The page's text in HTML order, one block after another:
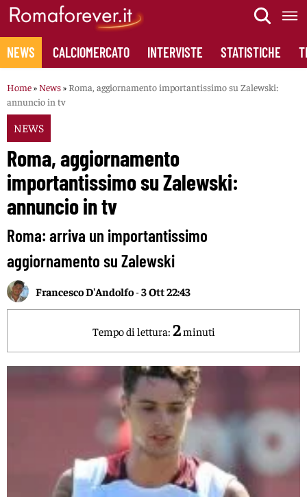
Skip
content
NEWS CALCIOMERCATO INTERVISTE STATISTICHE
Home» News» Roma, aggiornamento importantissimo su Zalewski:
annuncio in tv
NEWS
Roma, aggiornamento
importantissimo su Zalewski:
annuncio in tv
Roma: arriva un importantissimo
aggiornamento su Zalewski
Francesco D'Andolfo-3 Ott 22:43
Tempo di lettura: 2minuti